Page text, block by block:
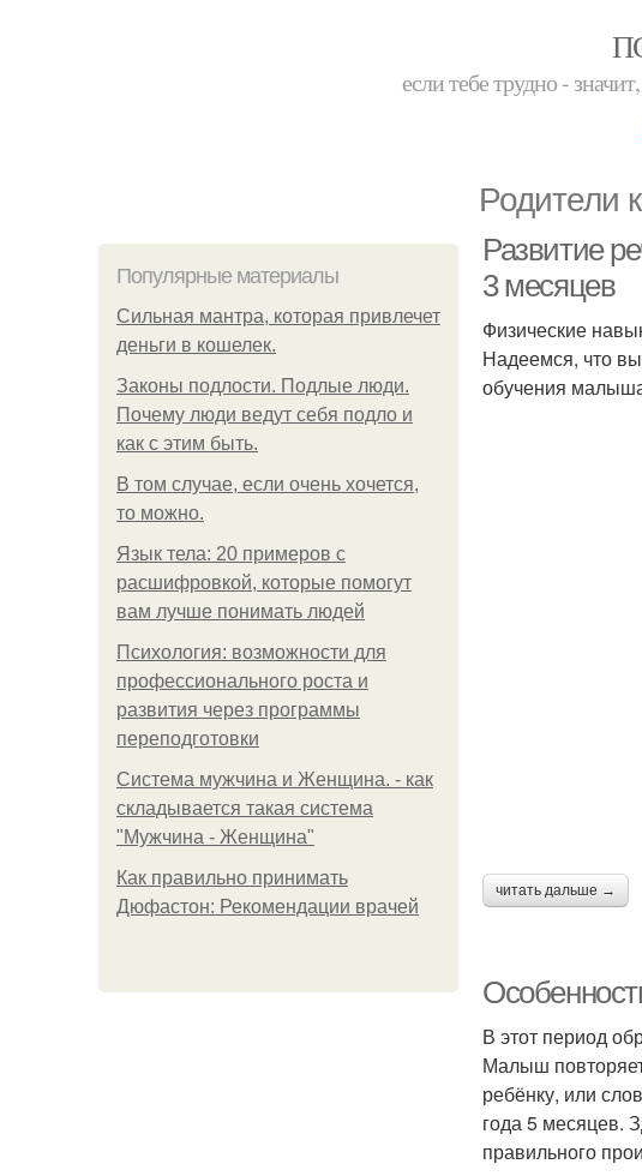
если тебе трудно -
Родители
Популярные материалы
Сильная мантра, которая привлечет
деньги в кошелек.
Законы подлости. Подлые люди.
Почему люди ведут себя подло и
как с этим быть.
В том случае, если очень хочется,
то можно.
Язык тела: 20 примеров с
расшифровкой, которые помогут
вам лучше понимать людей
Психология: возможности для
профессионального роста и
развития через программы
переподготовки
Система мужчина и Женщина. - как
складывается такая система
"Мужчина - Женщина"
Как правильно принимать
Дюфастон: Рекомендации врачей
Развитие
3 месяцев
Физические
Надеемся, что
обучения
читать дальше →
В этот период
Малыш
ребёнку, или
года 5 месяцев.
правильного